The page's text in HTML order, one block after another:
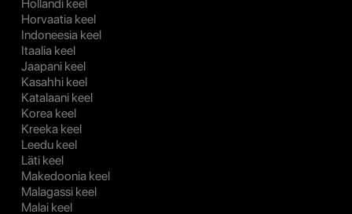
Hollandi keel
Horvaatia keel
Indoneesia keel
Itaalia keel
Jaapani keel
Kasahhi keel
Katalaani keel
Korea keel
Kreeka keel
Leedu keel
Läti keel
Makedoonia keel
Malagassi keel
Malai keel